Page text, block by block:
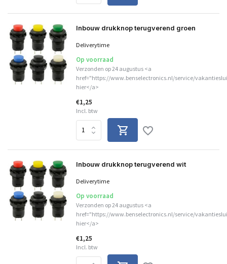
Inbouw drukknop terugverend groen
Deliverytime
Op voorraad
Verzonden op 24 augustus <a
href="https://www.benselectronics.nl/service/
hier</a>
€1,25
Incl. btw
Inbouw drukknop terugverend wit
Deliverytime
Op voorraad
Verzonden op 24 augustus <a
href="https://www.benselectronics.nl/service/
hier</a>
€1,25
Incl. btw